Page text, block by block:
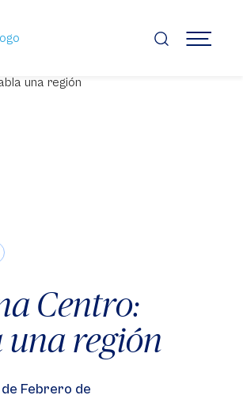
MENÚ
Centro:
una región
Febrero de